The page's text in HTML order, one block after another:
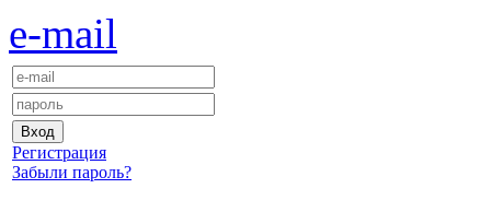
e-mail
Регистрация
Забыли пароль?